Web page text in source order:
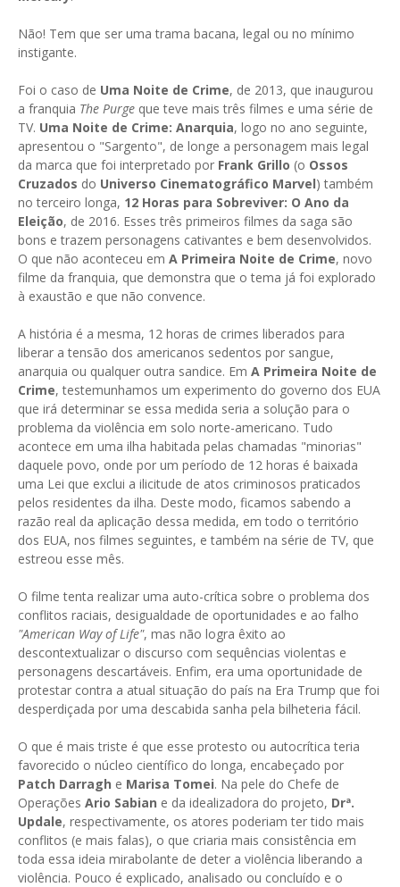
Não! Tem que ser uma trama bacana, legal ou no mínimo
instigante.
Foi o caso de Uma Noite de Crime, de 2013, que inaugurou
a franquia The Purge que teve mais três filmes e uma série de
TV. Uma Noite de Crime: Anarquia, logo no ano seguinte,
apresentou o "Sargento", de longe a personagem mais legal
da marca que foi interpretado por Frank Grillo (o Ossos
Cruzados do Universo Cinematográfico Marvel) também
no terceiro longa, 12 Horas para Sobreviver: O Ano da
Eleição, de 2016. Esses três primeiros filmes da saga são
bons e trazem personagens cativantes e bem desenvolvidos.
O que não aconteceu em A Primeira Noite de Crime, novo
filme da franquia, que demonstra que o tema já foi explorado
à exaustão e que não convence.
A história é a mesma, 12 horas de crimes liberados para
liberar a tensão dos americanos sedentos por sangue,
anarquia ou qualquer outra sandice. Em A Primeira Noite de
Crime, testemunhamos um experimento do governo dos EUA
que irá determinar se essa medida seria a solução para o
problema da violência em solo norte-americano. Tudo
acontece em uma ilha habitada pelas chamadas "minorias"
daquele povo, onde por um período de 12 horas é baixada
uma Lei que exclui a ilicitude de atos criminosos praticados
pelos residentes da ilha. Deste modo, ficamos sabendo a
razão real da aplicação dessa medida, em todo o território
dos EUA, nos filmes seguintes, e também na série de TV, que
estreou esse mês.
O filme tenta realizar uma auto-crítica sobre o problema dos
conflitos raciais, desigualdade de oportunidades e ao falho
"American Way of Life", mas não logra êxito ao
descontextualizar o discurso com sequências violentas e
personagens descartáveis. Enfim, era uma oportunidade de
protestar contra a atual situação do país na Era Trump que foi
desperdiçada por uma descabida sanha pela bilheteria fácil.
O que é mais triste é que esse protesto ou autocrítica teria
favorecido o núcleo científico do longa, encabeçado por
Patch Darragh e Marisa Tomei. Na pele do Chefe de
Operações Ario Sabian e da idealizadora do projeto, Drª.
Updale, respectivamente, os atores poderiam ter tido mais
conflitos (e mais falas), o que criaria mais consistência em
toda essa ideia mirabolante de deter a violência liberando a
violência. Pouco é explicado, analisado ou concluído e o